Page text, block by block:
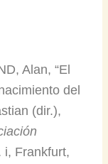
Alan, “El
del
(dir.),
i, Frankfurt,